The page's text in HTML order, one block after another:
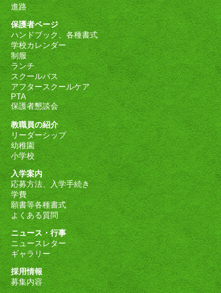
進路
保護者ページ
ハンドブック、各種書式
学校カレンダー
制服
ランチ
スクールバス
アフタースクールケア
PTA
保護者懇談会
教職員の紹介
リーダーシップ
幼稚園
小学校
入学案内
応募方法、入学手続き
学費
願書等各種書式
よくある質問
ニュース・行事
ニュースレター
ギャラリー
採用情報
募集内容